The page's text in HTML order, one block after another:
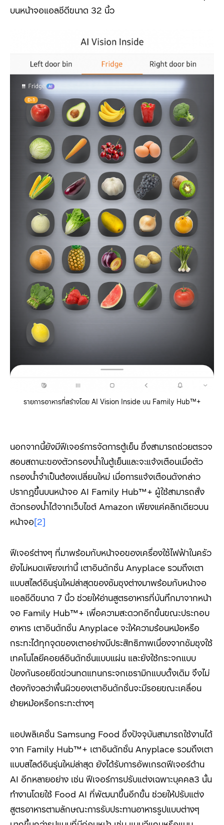
บนหน้าจอแอลซีดีขนาด 32 นิ้ว
รายการอาหารที่สร้างโดย AI Vision Inside บน Family Hub™+
นอกจากนี้ยังมีฟีเจอร์การจัดการตู้เย็น ซึ่งสามารถช่วยตรวจ
สอบสถานะของตัวกรองน้ำในตู้เย็นและจะแจ้งเตือนเมื่อตัว
กรองน้ำจำเป็นต้องเปลี่ยนใหม่ เมื่อการแจ้งเตือนดังกล่าว
ปรากฎขึ้นบนหน้าจอ AI Family Hub™+ ผู้ใช้สามารถสั่ง
ตัวกรองน้ำได้จากเว็บไซต์ Amazon เพียงแค่คลิกเดียวบน
หน้าจอ[2]
ฟีเจอร์ต่างๆ ที่มาพร้อมกับหน้าจอของเครื่องใช้ไฟฟ้าในครัว
ยังไม่หมดเพียงเท่านี้ เตาอินดักชั่น Anyplace รวมถึงเตา
แบบสไลด์อินรุ่นใหม่ล่าสุดของซัมซุงต่างมาพร้อมกับหน้าจอ
แอลซีดีขนาด 7 นิ้ว ช่วยให้อ่านสูตรอาหารที่บันทึกมาจากหน้า
จอ Family Hub™+ เพื่อความสะดวกอีกขั้นขณะประกอบ
อาหาร เตาอินดักชั่น Anyplace จะให้ความร้อนหม้อหรือ
กระทะได้ทุกจุดของเตาอย่างมีประสิทธิภาพเนื่องจากซัมซุงใช้
เทคโนโลยีคอยล์อินดักชั่นแบบแผ่น และยังใช้กระจกแบบ
ป้องกันรอยขีดข่วนทดแทนกระจกเซรามิกแบบดั้งเดิม จึงไม่
ต้องกังวลว่าพื้นผิวของเตาอินดักชั่นจะมีรอยขณะเคลื่อน
ย้ายหม้อหรือกระทะต่างๆ
แอปพลิเคชั่น Samsung Food ซึ่งปัจจุบันสามารถใช้งานได้
จาก Family Hub™+ เตาอินดักชั่น Anyplace รวมถึงเตา
แบบสไลด์อินรุ่นใหม่ล่าสุด ยังได้รับการอัพเกรดฟีเจอร์ด้าน
AI อีกหลายอย่าง เช่น ฟีเจอร์การปรับแต่งเฉพาะบุคคล3 นั้น
ทำงานโดยใช้ Food AI ที่พัฒนาขึ้นอีกขั้น ช่วยให้ปรับแต่ง
สูตรอาหารตามลักษณะการรับประทานอาหารรูปแบบต่างๆ